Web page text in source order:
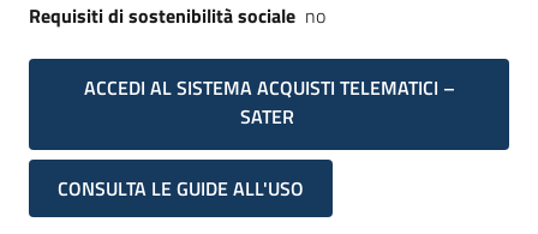
Requisiti di sostenibilità sociale no
ACCEDI AL SISTEMA ACQUISTI TELEMATICI –
SATER
CONSULTA LE GUIDE ALL'USO